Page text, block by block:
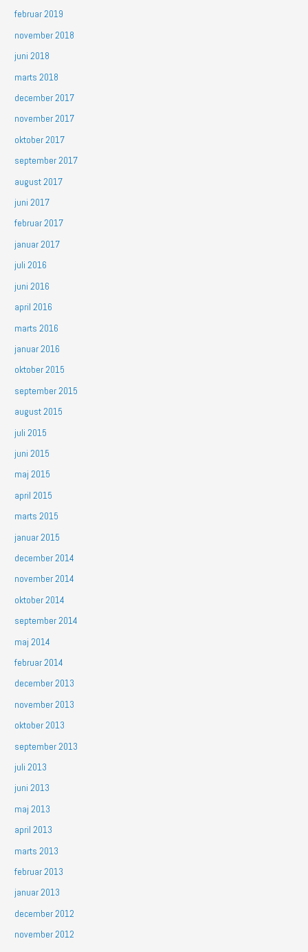
februar 2019
november 2018
juni 2018
marts 2018
december 2017
november 2017
oktober 2017
september 2017
august 2017
juni 2017
februar 2017
januar 2017
juli 2016
juni 2016
april 2016
marts 2016
januar 2016
oktober 2015
september 2015
august 2015
juli 2015
juni 2015
maj 2015
april 2015
marts 2015
januar 2015
december 2014
november 2014
oktober 2014
september 2014
maj 2014
februar 2014
december 2013
november 2013
oktober 2013
september 2013
juli 2013
juni 2013
maj 2013
april 2013
marts 2013
februar 2013
januar 2013
december 2012
november 2012